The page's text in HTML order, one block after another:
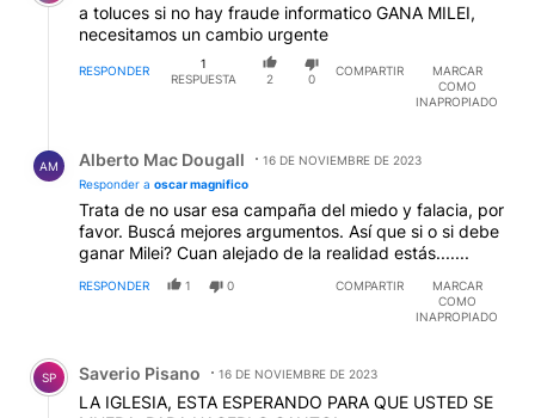
a toluces si no hay fraude informatico GANA MILEI,
necesitamos un cambio urgente
RESPONDER
1
RESPUESTA
2 0
COMPARTIR
MARCAR
COMO
INAPROPIADO
AM Alberto Mac Dougall
16 DE NOVIEMBRE DE 2023
Responder a oscar magnifico
Trata de no usar esa campaña del miedo y falacia, por
favor. Buscá mejores argumentos. Así que si o si debe
ganar Milei? Cuan alejado de la realidad estás.......
RESPONDER 1 0 COMPARTIR
MARCAR
COMO
INAPROPIADO
Comentario de Saverio Pisano.
SP Saverio Pisano 16 DE NOVIEMBRE DE 2023
LA IGLESIA, ESTA ESPERANDO PARA QUE USTED SE